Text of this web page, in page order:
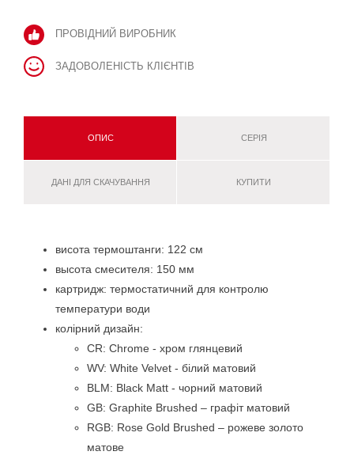
ПРОВІДНИЙ ВИРОБНИК
ЗАДОВОЛЕНІСТЬ КЛІЄНТІВ
ОПИС СЕРІЯ
ДАНІ ДЛЯ СКАЧУВАННЯ КУПИТИ
висота термоштанги: 122 см
высота смесителя: 150 мм
картридж: термостатичний для контролю
температури води
колірний дизайн:
CR: Chrome - хром глянцевий
WV: White Velvet - білий матовий
BLM: Black Matt - чорний матовий
GB: Graphite Brushed – графіт матовий
RGB: Rose Gold Brushed – рожеве золото
матове